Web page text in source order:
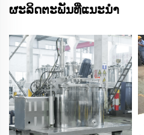
ຜະລິດຕະພັນທີ່ແນະນຳ